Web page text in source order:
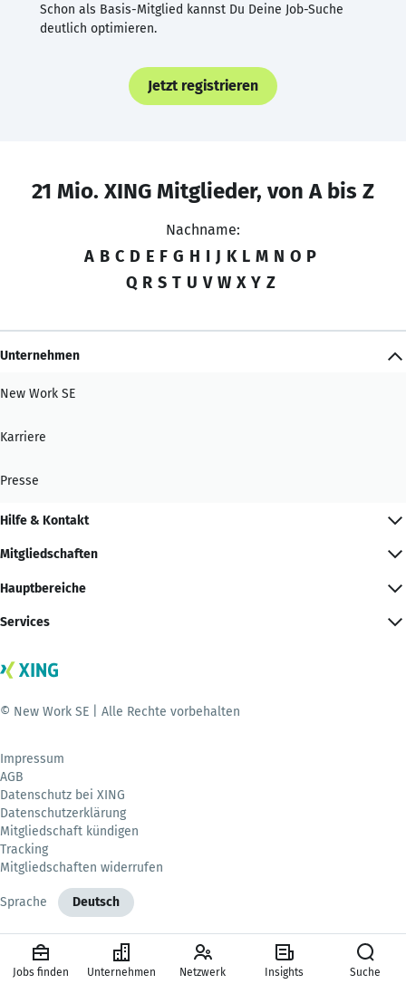
Schon als Basis-Mitglied kannst Du Deine Job-Suche
deutlich optimieren.
Jetzt registrieren
21 Mio. XING Mitglieder, von A bis Z
Nachname:
A B C D E F G H I J K L M N O P
Q R S T U V W X Y Z
Unternehmen
New Work SE
Karriere
Presse
Hilfe & Kontakt
Mitgliedschaften
Hauptbereiche
Services
© New Work SE | Alle Rechte vorbehalten
Impressum
AGB
Datenschutz bei XING
Datenschutzerklärung
Mitgliedschaft kündigen
Tracking
Mitgliedschaften widerrufen
Sprache Deutsch
Jobs finden Unternehmen Netzwerk Insights Suche